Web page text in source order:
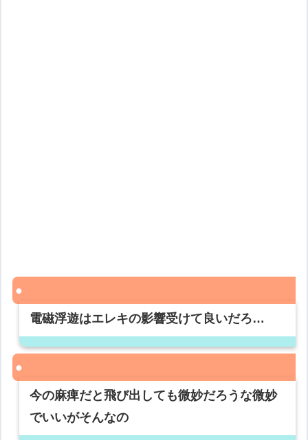
電磁浮遊はエレキの影響受けて良いだろ…
今の麻痺だと飛び出しても微妙だろうな微妙
でいいがそんなの